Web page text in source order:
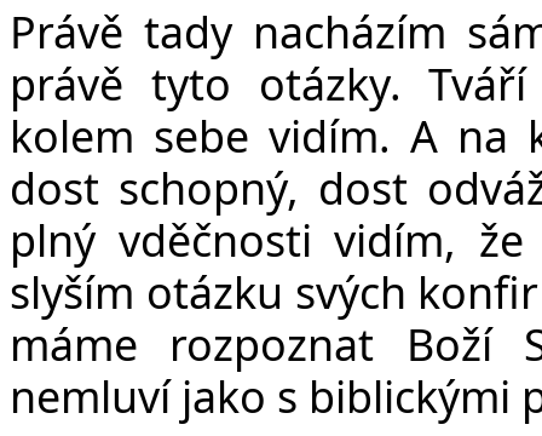
Právě tady nacházím
právě tyto otázky.
kolem sebe vidím. A na
dost schopný, dost
plný vděčnosti vidím,
slyším otázku svých
máme rozpoznat Boží
nemluví jako s biblickými